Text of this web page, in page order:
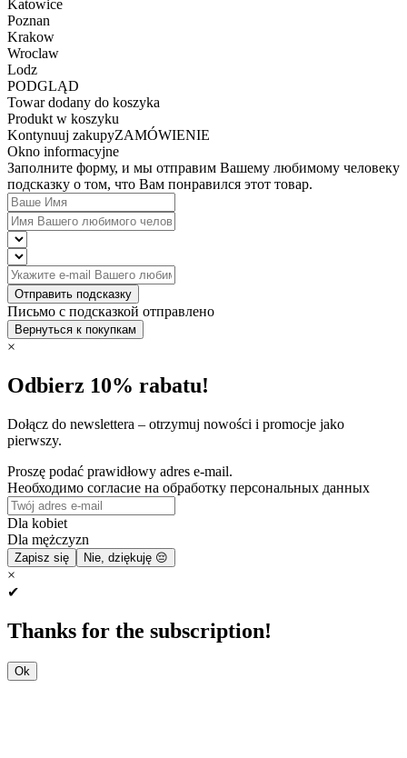
Katowice
Poznan
Krakow
Wroclaw
Lodz
PODGLĄD
Towar dodany do koszyka
Produkt w koszyku
Kontynuuj zakupyZAMÓWIENIE
Okno informacyjne
Заполните форму, и мы отправим Вашему любимому человеку
подсказку о том, что Вам понравился этот товар.
Отправить подсказку
Письмо с подсказкой отправлено
Вернуться к покупкам
×
Odbierz 10% rabatu!
Dołącz do newslettera – otrzymuj nowości i promocje jako
pierwszy.
Proszę podać prawidłowy adres e-mail.
Необходимо согласие на обработку персональных данных
Dla kobiet
Dla mężczyzn
Zapisz się Nie, dziękuję 😔
×
✔
Thanks for the subscription!
Ok